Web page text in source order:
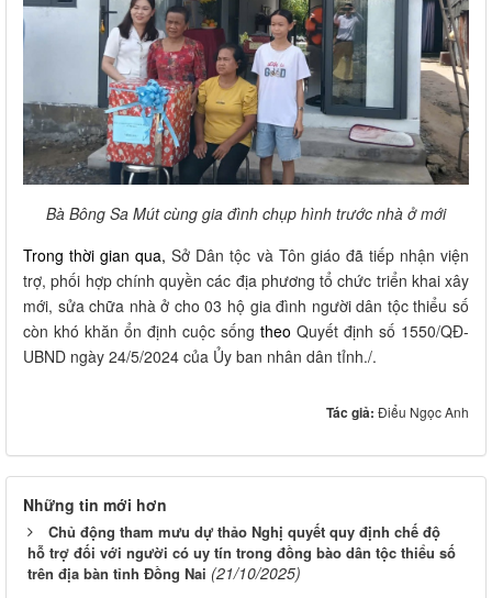
Bà Bông Sa Mút cùng gia đình chụp hình trước nhà ở mới
Trong thời gian qua, Sở Dân tộc và Tôn giáo đã tiếp nhận viện
trợ, phối hợp chính quyền các địa phương tổ chức triển khai xây
mới, sửa chữa nhà ở cho 03 hộ gia đình người dân tộc thiểu số
còn khó khăn ổn định cuộc sống theo Quyết định số 1550/QĐ-
UBND ngày 24/5/2024 của Ủy ban nhân dân tỉnh./.
Tác giả: Điểu Ngọc Anh
Những tin mới hơn
Chủ động tham mưu dự thảo Nghị quyết quy định chế độ
hỗ trợ đối với người có uy tín trong đồng bào dân tộc thiểu số
trên địa bàn tỉnh Đồng Nai (21/10/2025)